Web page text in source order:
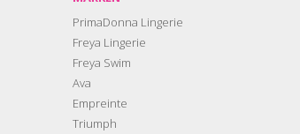
PrimaDonna Lingerie
Freya Lingerie
Freya Swim
Ava
Empreinte
Triumph